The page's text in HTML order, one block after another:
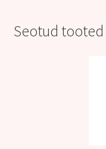
Seotud tooted